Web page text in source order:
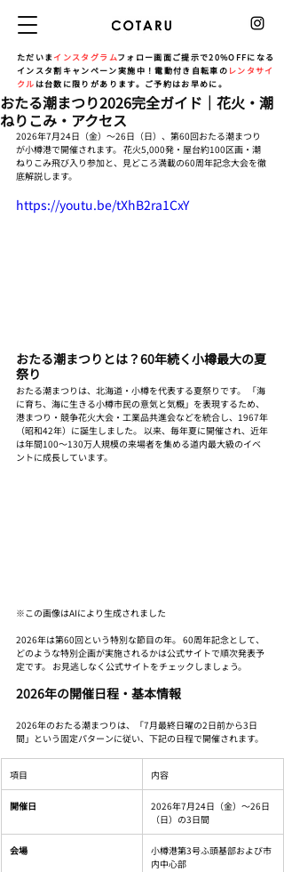
ただいま インスタグラムフォロー画面ご提示で20%OFFになる
インスタ割キャンペーン実施中！電動付き自転車の レンタサイ
クル は台数に限りがあります。ご予約はお早めに。
おたる潮まつり2026完全ガイド｜花火・潮
ねりこみ・アクセス
2026年7月24日（金）〜26日（日）、第60回おたる潮まつり
が小樽港で開催されます。 花火5,000発・屋台約100区画・潮
ねりこみ飛び入り参加と、見どころ満載の60周年記念大会を徹
底解説します。
https://youtu.be/tXhB2ra1CxY
おたる潮まつりとは？60年続く小樽最大の夏
祭り
おたる潮まつりは、北海道・小樽を代表する夏祭りです。 「海
に育ち、海に生きる小樽市民の意気と気概」を表現するため、
港まつり・競争花火大会・工業品共進会などを統合し、1967年
（昭和42年）に誕生しました。 以来、毎年夏に開催され、近年
は年間100〜130万人規模の来場者を集める道内最大級のイベ
ントに成長しています。
※この画像はAIにより生成されました
2026年は第60回という特別な節目の年。 60周年記念として、
どのような特別企画が実施されるかは公式サイトで順次発表予
定です。 お見逃しなく公式サイトをチェックしましょう。
2026年の開催日程・基本情報
2026年のおたる潮まつりは、「7月最終日曜の2日前から3日
間」という固定パターンに従い、下記の日程で開催されます。
項目 内容
開催日
2026年7月24日（金）〜26日
（日）の3日間
会場
小樽港第3号ふ頭基部および市
内中心部